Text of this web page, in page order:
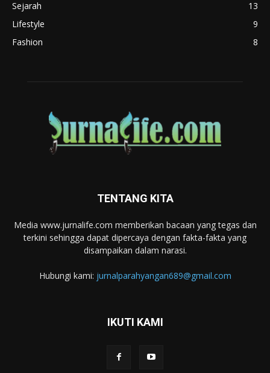
Sejarah
13
Lifestyle
9
Fashion
8
TENTANG KITA
Media www.jurnalife.com memberikan bacaan yang tegas dan
terkini sehingga dapat dipercaya dengan fakta-fakta yang
disampaikan dalam narasi.
Hubungi kami: jurnalparahyangan689@gmail.com
IKUTI KAMI